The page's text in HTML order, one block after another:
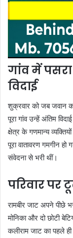
गांव में
विदाई
शुक्रवार को जब जवान
पूरा गांव उन्हें अंतिम
क्षेत्र के गणमान्य
पूरा वातावरण गमगीन
संवेदना से भरी थीं।
परिवार पर
रामबीर जाट अपने पीछे
मोनिका और दो छोटी
कलीराम जाट का पहले ही